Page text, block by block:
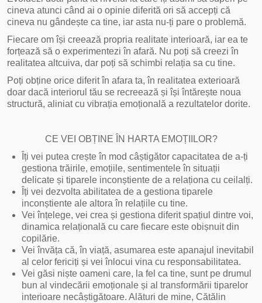
cineva atunci când ai o opinie diferită ori să accepți că
cineva nu gândește ca tine, iar asta nu-ți pare o problemă.
Fiecare om își creează propria realitate interioară, iar ea te
forțează să o experimentezi în afară. Nu poți să creezi în
realitatea altcuiva, dar poți să schimbi relația sa cu tine.
Poți obține orice diferit în afara ta, în realitatea exterioară
doar dacă interiorul tău se recreează și își întărește noua
structură, aliniat cu vibrația emoțională a rezultatelor dorite.
CE VEI OBȚINE ÎN HARTA EMOȚIILOR?
Îți vei putea crește în mod câștigător capacitatea de a-ți
gestiona trăirile, emoțiile, sentimentele în situații
delicate și tiparele inconștiente de a relaționa cu ceilalți.
Îți vei dezvolta abilitatea de a gestiona tiparele
inconștiente ale altora în relațiile cu tine.
Vei înțelege, vei crea și gestiona diferit spațiul dintre voi,
dinamica relațională cu care fiecare este obișnuit din
copilărie.
Vei învăța că, în viață, asumarea este apanajul inevitabil
al celor fericiți și vei înlocui vina cu responsabilitatea.
Vei găsi niște oameni care, la fel ca tine, sunt pe drumul
bun al vindecării emoționale și al transformării tiparelor
interioare necâștigătoare. Alături de mine, Cătălin